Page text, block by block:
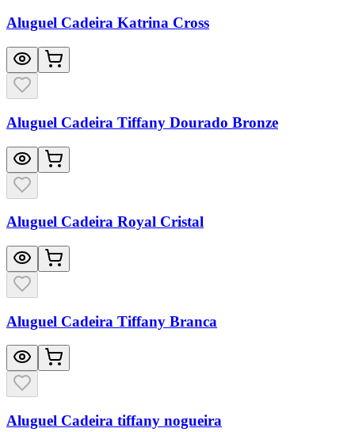
Aluguel Cadeira Katrina Cross
Aluguel Cadeira Tiffany Dourado Bronze
Aluguel Cadeira Royal Cristal
Aluguel Cadeira Tiffany Branca
Aluguel Cadeira tiffany nogueira